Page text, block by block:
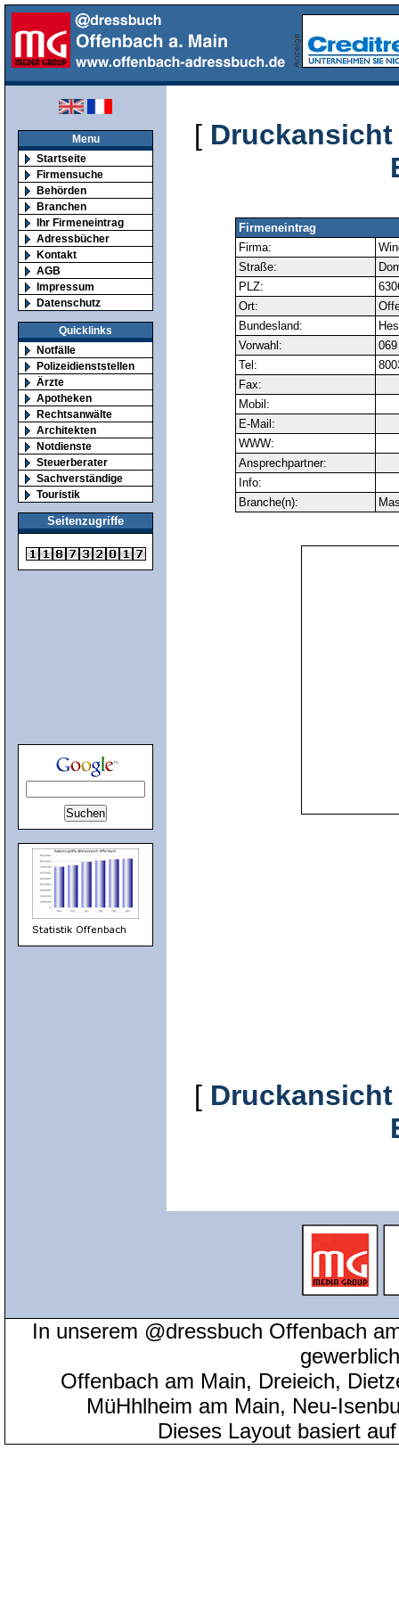
Menu
Startseite
Firmensuche
Behörden
Branchen
Ihr Firmeneintrag
Adressbücher
Kontakt
AGB
Impressum
Datenschutz
Quicklinks
Notfälle
Polizeidienststellen
Ärzte
Apotheken
Rechtsanwälte
Architekten
Notdienste
Steuerberater
Sachverständige
Touristik
Seitenzugriffe
[ Druckansicht
Firmeneintrag
Firma:
Straße:
PLZ:
Ort:
Bundesland:
Vorwahl:
069
Tel:
Fax:
Mobil:
E-Mail:
WWW:
Ansprechpartner:
Info:
Branche(n):
[ Druckansicht
In unserem @dressbuch Offenbach
Offenbach am Main, Dreieich,
MüHhlheim am Main, Neu-
Dieses Layout basiert